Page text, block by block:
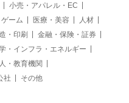
小売・アパレル・EC
ゲーム 医療・美容
人材
・印刷
金融・保険・証券
・インフラ・エネルギー
・教育機関
社
その他